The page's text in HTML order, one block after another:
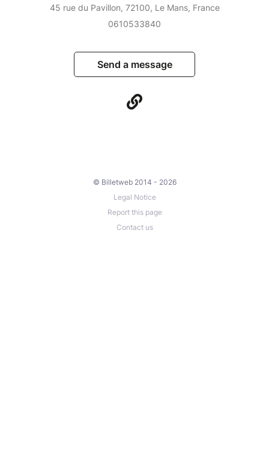
45 rue du Pavillon, 72100, Le Mans, France
0610533840
Send a message
© Billetweb 2014 - 2026
Legal Notice
Report this page
Contact us